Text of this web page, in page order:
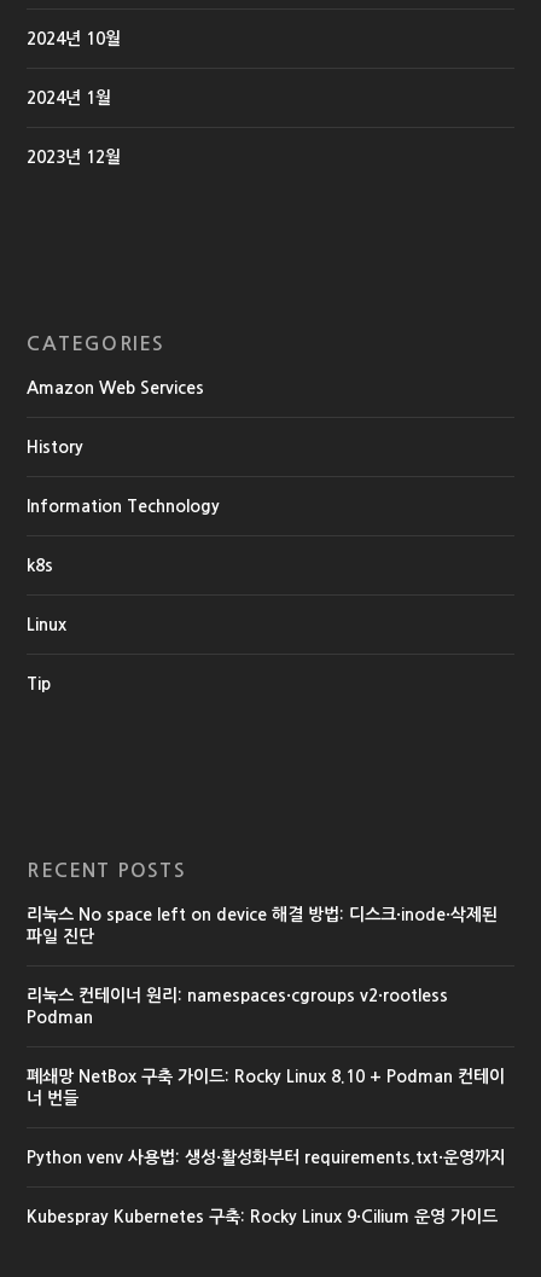
2024년 10월
2024년 1월
2023년 12월
CATEGORIES
Amazon Web Services
History
Information Technology
k8s
Linux
Tip
RECENT POSTS
리눅스 No space left on device 해결 방법: 디스크·inode·삭제된
파일 진단
리눅스 컨테이너 원리: namespaces·cgroups v2·rootless
Podman
폐쇄망 NetBox 구축 가이드: Rocky Linux 8.10 + Podman 컨테이
너 번들
Python venv 사용법: 생성·활성화부터 requirements.txt·운영까지
Kubespray Kubernetes 구축: Rocky Linux 9·Cilium 운영 가이드